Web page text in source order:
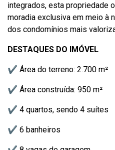
integrados, esta propriedade
moradia exclusiva em meio à
dos condomínios mais
DESTAQUES DO IMÓVEL
✔ Área do terreno: 2.700 m²
✔ Área construída: 950 m²
✔ 4 quartos, sendo 4 suítes
✔ 6 banheiros